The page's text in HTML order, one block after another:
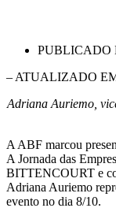
PUBLICADO
– ATUALIZADO
Adriana Auriemo,
A ABF marcou
A Jornada das
BITTENCOURT e
Adriana Auriemo
evento no dia 8/10.